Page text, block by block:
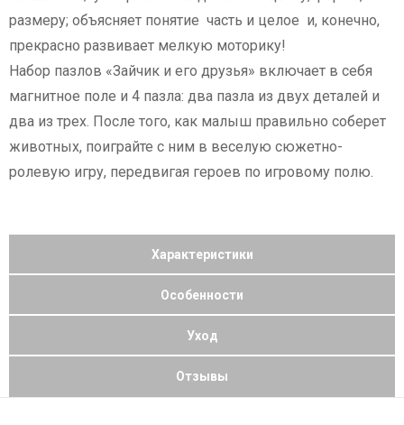
размеру; объясняет понятие часть и целое и, конечно,
прекрасно развивает мелкую моторику!
Набор пазлов «Зайчик и его друзья» включает в себя
магнитное поле и 4 пазла: два пазла из двух деталей и
два из трех. После того, как малыш правильно соберет
животных, поиграйте с ним в веселую сюжетно-
ролевую игру, передвигая героев по игровому полю.
Характеристики
Особенности
Уход
Отзывы